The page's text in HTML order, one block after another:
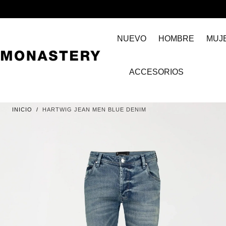
NUEVO HOMBRE
ACCESORIOS
INICIO / HARTWIG JEAN MEN BLUE DENIM